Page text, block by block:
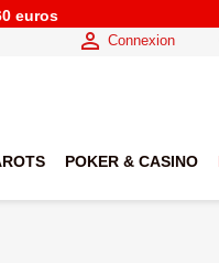
euros
 Connexion
POKER & CASINO